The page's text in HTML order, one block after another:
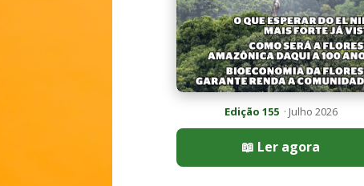
Edição 155· Julho 2026
📖 Ler agora